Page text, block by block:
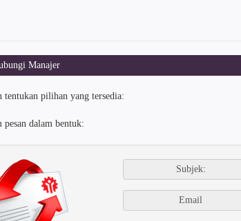
Manajer
tentukan pilihan yang tersedia:
dalam bentuk:
Subjek:
Email